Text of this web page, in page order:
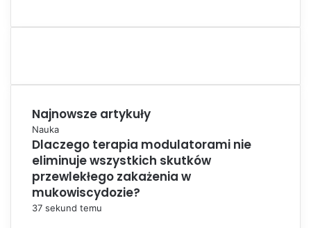
Najnowsze artykuły
Nauka
Dlaczego terapia modulatorami nie
eliminuje wszystkich skutków
przewlekłego zakażenia w
mukowiscydozie?
37 sekund temu